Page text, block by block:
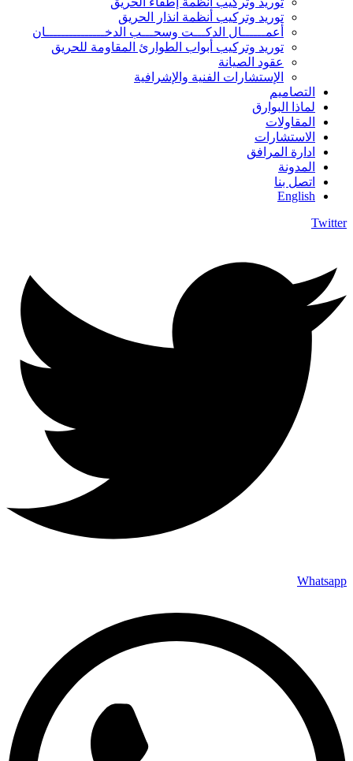
توريد وتركيب أنظمة انذار الحريق
أعمــــــال الدكـــت وسحـــب الدخـــــــــــــــان
توريد وتركيب أبواب الطوارئ المقاومة للحريق
عقود الصيانة
الإستشارات الفنية والإشرافية
التصاميم
لماذا البوارق
المقاولات
الاستشارات
ادارة المرافق
المدونة
اتصل بنا
English
Twitter
Whatsapp